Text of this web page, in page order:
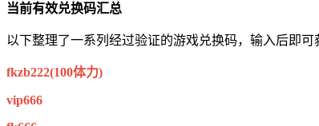
当前有效兑换码汇总
以下整理了一系列经过验证的游戏兑换码，输入后即
fkzb222(100体力)
vip666